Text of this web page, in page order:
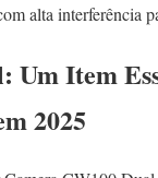
alta interferência
Um Item
2025